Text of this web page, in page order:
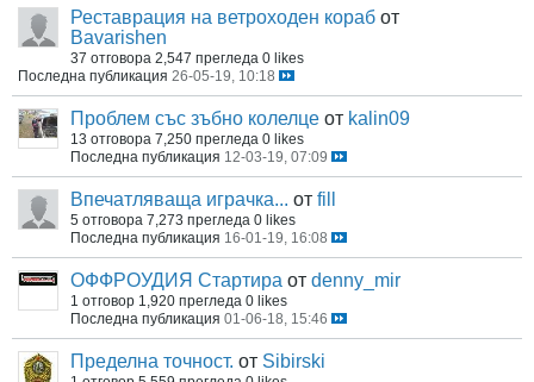
Реставрация на ветроходен кораб от
Bavarishen
37 отговора 2,547 прегледа 0 likes
Последна публикация 26-05-19, 10:18
Проблем със зъбно колелце от kalin09
13 отговора 7,250 прегледа 0 likes
Последна публикация 12-03-19, 07:09
Впечатляваща играчка... от fill
5 отговора 7,273 прегледа 0 likes
Последна публикация 16-01-19, 16:08
ОФФРОУДИЯ Стартира от denny_mir
1 отговор 1,920 прегледа 0 likes
Последна публикация 01-06-18, 15:46
Пределна точност. от Sibirski